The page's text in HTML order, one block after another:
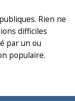
Rien ne
difficiles
par un ou
populaire.